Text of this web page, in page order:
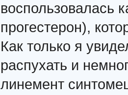
воспользовалась
прогестерон),
Как только я
распухать и
линемент